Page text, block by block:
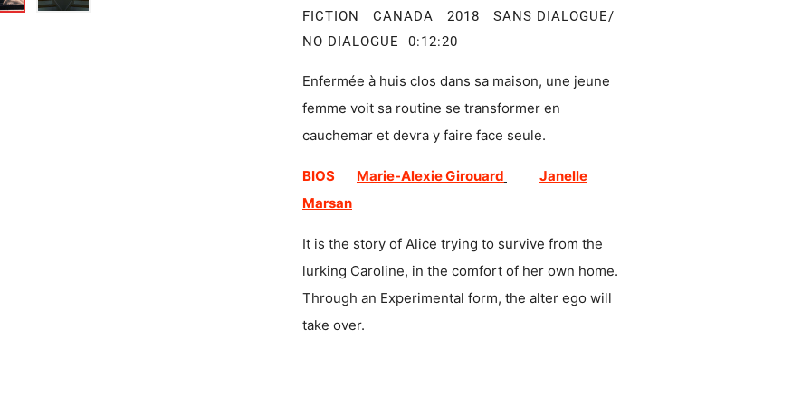
FICTION CANADA 2018 SANS DIALOGUE/
NO DIALOGUE 0:12:20
Enfermée à huis clos dans sa maison, une jeune
femme voit sa routine se transformer en
cauchemar et devra y faire face seule.
BIOS Marie-Alexie Girouard
Janelle
Marsan
It is the story of Alice trying to survive from the
lurking Caroline, in the comfort of her own home.
Through an Experimental form, the alter ego will
take over.